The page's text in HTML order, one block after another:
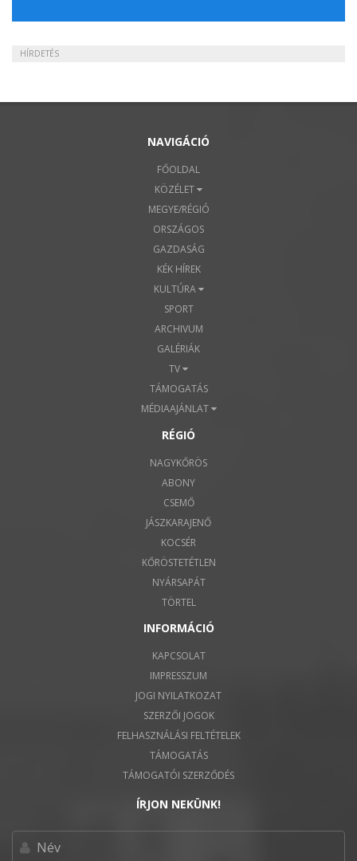
HÍRDETÉS
NAVIGÁCIÓ
FŐOLDAL
KÖZÉLET
MEGYE/RÉGIÓ
ORSZÁGOS
GAZDASÁG
KÉK HÍREK
KULTÚRA
SPORT
ARCHIVUM
GALÉRIÁK
TV
TÁMOGATÁS
MÉDIAAJÁNLAT
RÉGIÓ
NAGYKŐRÖS
ABONY
CSEMŐ
JÁSZKARAJENŐ
KOCSÉR
KŐRÖSTETÉTLEN
NYÁRSAPÁT
TÖRTEL
INFORMÁCIÓ
KAPCSOLAT
IMPRESSZUM
JOGI NYILATKOZAT
SZERZŐI JOGOK
FELHASZNÁLÁSI FELTÉTELEK
TÁMOGATÁS
TÁMOGATÓI SZERZŐDÉS
ÍRJON NEKÜNK!